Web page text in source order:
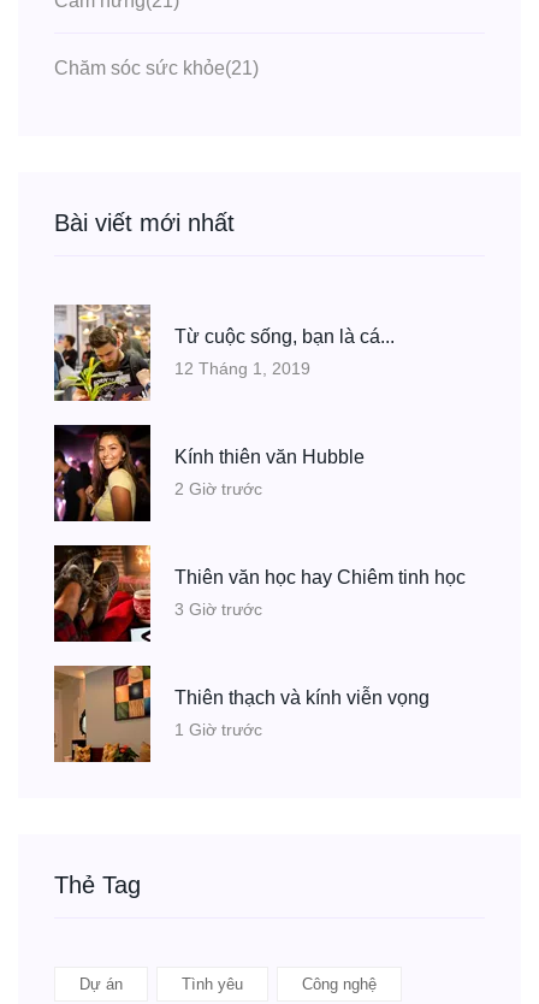
Chăm sóc sức khỏe(21)
Bài viết mới nhất
Từ cuộc sống, bạn là cá...
12 Tháng 1, 2019
Kính thiên văn Hubble
2 Giờ trước
Thiên văn học hay Chiêm tinh học
3 Giờ trước
Thiên thạch và kính viễn vọng
1 Giờ trước
Thẻ Tag
Dự án Tình yêu Công nghệ